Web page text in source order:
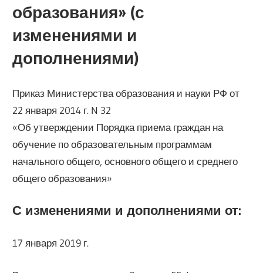
образования» (с
изменениями и
дополнениями)
Приказ Министерства образования и науки РФ от
22 января 2014 г. N 32
«Об утверждении Порядка приема граждан на
обучение по образовательным программам
начального общего, основного общего и среднего
общего образования»
С изменениями и дополнениями от:
17 января 2019 г.